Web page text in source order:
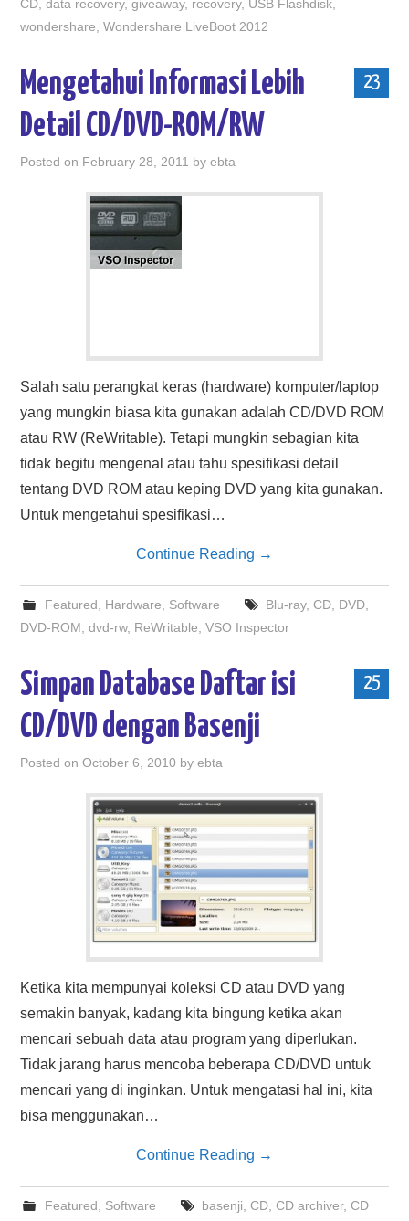
CD ,data recovery,giveaway, recovery, USB Flashdisk
wondershare ,Wondershare LiveBoot 2012
23
Mengetahui Informasi Lebih
Detail CD/DVD-ROM/RW
Posted on February 28, 2011 byebta
Salah satu perangkat keras (hardware) komputer/laptop
yang mungkin biasa kita gunakan adalah CD/DVD ROM
atau RW (ReWritable). Tetapi mungkin sebagian kita
tidak begitu mengenal atau tahu spesifikasi detail
tentang DVD ROM atau keping DVD yang kita gunakan.
Untuk mengetahui spesifikasi…
Continue Reading →
Featured Hardware Software Blu-ray, CD, DVD,
DVD-ROM ,dvd-rw, ReWritable ,VSO Inspector
25
Simpan Database Daftar isi
CD/DVD dengan Basenji
Posted onOctober 6, 2010 byebta
Ketika kita mempunyai koleksi CD atau DVD yang
semakin banyak, kadang kita bingung ketika akan
mencari sebuah data atau program yang diperlukan.
Tidak jarang harus mencoba beberapa CD/DVD untuk
mencari yang di inginkan. Untuk mengatasi hal ini, kita
bisa menggunakan…
Continue Reading →
Featured Software basenji CD, CD archiver, CD